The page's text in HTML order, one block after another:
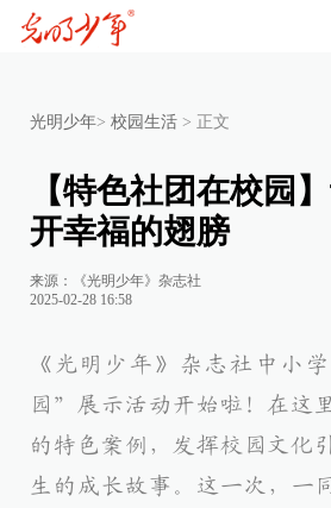
光明少年> 校园生活 > 正文
【特色社团在校园
开幸福的翅膀
来源：《光明少年》杂志社
2025-02-28 16:58
《光明少年》杂志社中小
园”展示活动开始啦！在这
的特色案例，发挥校园文化
生的成长故事。这一次，